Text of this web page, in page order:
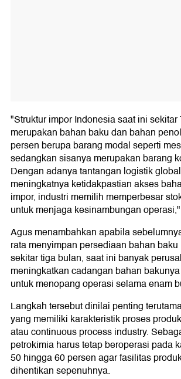
"Struktur impor Indonesia saat ini sekitar
merupakan bahan baku dan bahan
persen berupa barang modal seperti
sedangkan sisanya merupakan barang
Dengan adanya tantangan logistik
meningkatnya ketidakpastian akses
impor, industri memilih memperbesar
untuk menjaga kesinambungan
Agus menambahkan apabila
rata menyimpan persediaan bahan
sekitar tiga bulan, saat ini banyak
meningkatkan cadangan bahan
untuk menopang operasi selama enam
Langkah tersebut dinilai penting
yang memiliki karakteristik proses
atau continuous process industry.
petrokimia harus tetap beroperasi pada
50 hingga 60 persen agar fasilitas
dihentikan sepenuhnya.